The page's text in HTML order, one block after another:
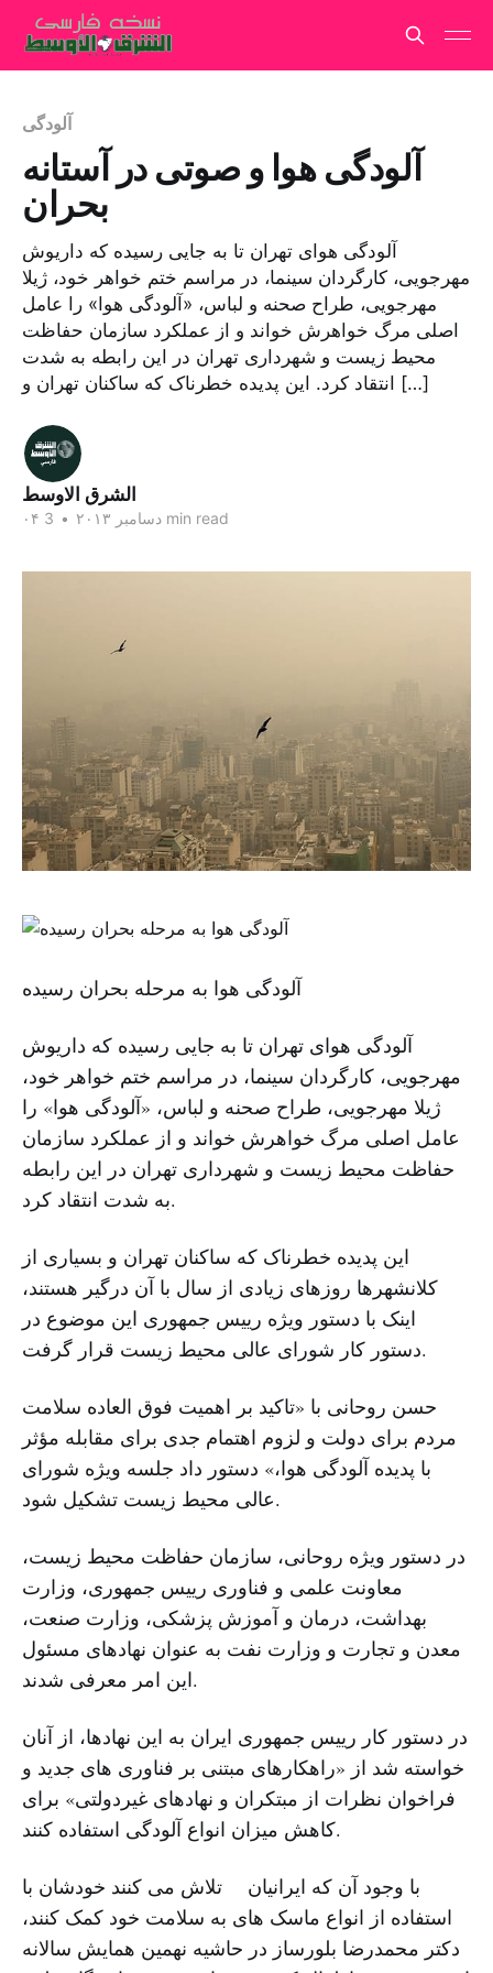
آلودگی
آلودگی هوا و صوتی در آستانه
بحران
آلودگی هوای تهران تا به جایی رسیده که داریوش
مهرجویی، کارگردان سینما، در مراسم ختم خواهر خود، ژیلا
مهرجویی، طراح صحنه و لباس، «آلودگی هوا» را عامل
اصلی مرگ خواهرش خواند و از عملکرد سازمان حفاظت
محیط زیست و شهرداری تهران در این رابطه به شدت
انتقاد کرد. این پدیده خطرناک که ساکنان تهران و […]
الشرق الاوسط
۰۴ دسامبر ۲۰۱۳ • 3 min read
آلودگی هوا به مرحله بحران رسیده
آلودگی هوای تهران تا به جایی رسیده که داریوش
مهرجویی، کارگردان سینما، در مراسم ختم خواهر خود،
ژیلا مهرجویی، طراح صحنه و لباس، «آلودگی هوا» را
عامل اصلی مرگ خواهرش خواند و از عملکرد سازمان
حفاظت محیط زیست و شهرداری تهران در این رابطه
به شدت انتقاد کرد.
این پدیده خطرناک که ساکنان تهران و بسیاری از
کلانشهرها روزهای زیادی از سال با آن درگیر هستند،
اینک با دستور ویژه رییس جمهوری این موضوع در
دستور کار شورای عالی محیط زیست قرار گرفت.
حسن روحانی با «تاکید بر اهمیت فوق العاده سلامت
مردم برای دولت و لزوم اهتمام جدی برای مقابله مؤثر
با پدیده آلودگی هوا،» دستور داد جلسه ویژه شورای
عالی محیط زیست تشکیل شود.
در دستور ویژه روحانی، سازمان حفاظت محیط زیست،
معاونت علمی و فناوری رییس جمهوری، وزارت
بهداشت، درمان و آموزش پزشکی، وزارت صنعت،
معدن و تجارت و وزارت نفت به عنوان نهادهای مسئول
این امر معرفی شدند.
در دستور کار رییس جمهوری ایران به این نهادها، از آنان
خواسته شد از «راهکارهای مبتنی بر فناوری های جدید و
فراخوان نظرات از مبتکران و نهادهای غیردولتی» برای
کاهش میزان انواع آلودگی استفاده کنند.
با وجود آن که ایرانیان تلاش می کنند خودشان با
استفاده از انواع ماسک های به سلامت خود کمک کنند،
دکتر محمدرضا بلورساز در حاشیه نهمین همایش سالانه